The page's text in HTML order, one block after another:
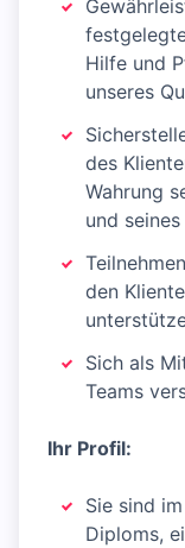
Hilfe und
unseres
des
Wahrung
und
den
Sich als
Teams
Ihr Profil:
Sie sind
Diploms,